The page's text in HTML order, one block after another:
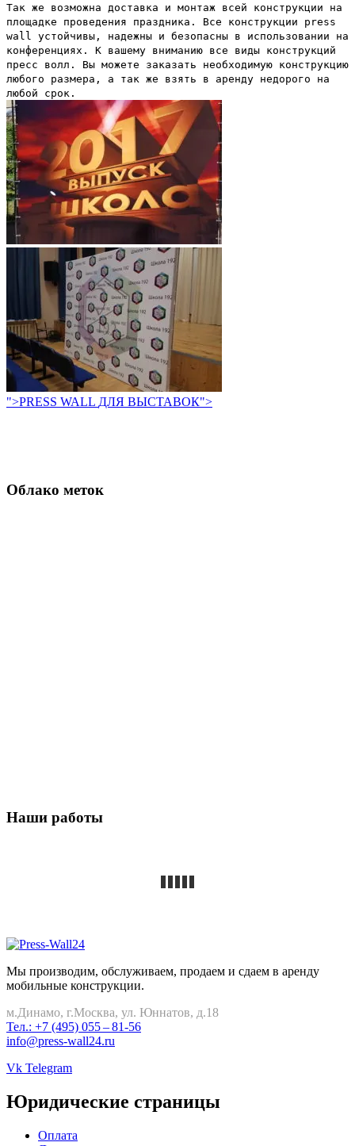
Так же возможна доставка и монтаж всей конструкции на
площадке проведения праздника. Все конструкции press
wall устойчивы, надежны и безопасны в использовании на
конференциях. К вашему вниманию все виды конструкций
пресс волл. Вы можете заказать необходимую конструкцию
любого размера, а так же взять в аренду недорого на
любой срок.
">PRESS WALL ДЛЯ ВЫСТАВОК">
Облако меток
Наши работы
Мы производим, обслуживаем, продаем и сдаем в аренду
мобильные конструкции.
м.Динамо, г.Москва, ул. Юннатов, д.18
Тел.: +7 (495) 055 – 81-56
info@press-wall24.ru
Vk Telegram
Юридические страницы
Оплата